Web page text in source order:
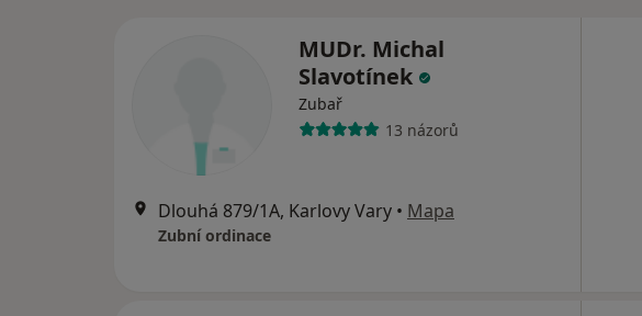
MUDr. Michal
Slavotínek
Zubař
13 názorů
Dlouhá 879/1A, Karlovy Vary • Mapa
Zubní ordinace